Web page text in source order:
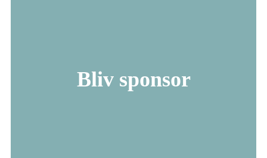
Bliv sponsor